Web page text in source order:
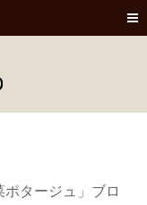
ポタージュ」ブロ